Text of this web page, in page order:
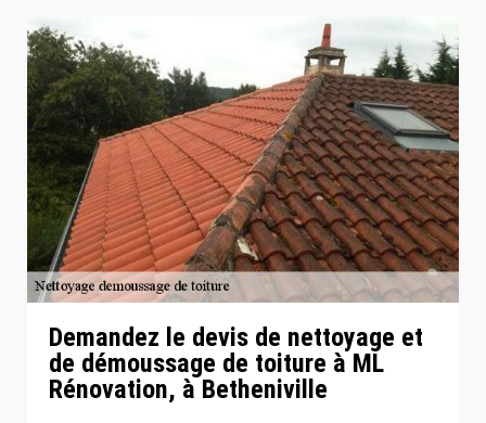
Demandez le devis de nettoyage et
de démoussage de toiture à ML
Rénovation, à Betheniville